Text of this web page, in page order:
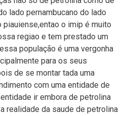
lado pernambucano do lado
piauiense,entao o imip é muito
regiao e tem prestado um
população é uma vergonha
para os seus
de se montar tada uma
com uma entidade de
ir embora de petrolina
realidade da saude de petrolina